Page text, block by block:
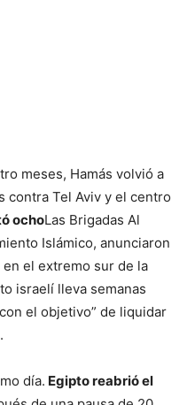
meses, Hamás volvió a
contra Tel Aviv y el centro
ochoLas Brigadas Al
Islámico, anunciaron
en el extremo sur de la
israelí lleva semanas
el objetivo” de liquidar
día. Egipto reabrió el